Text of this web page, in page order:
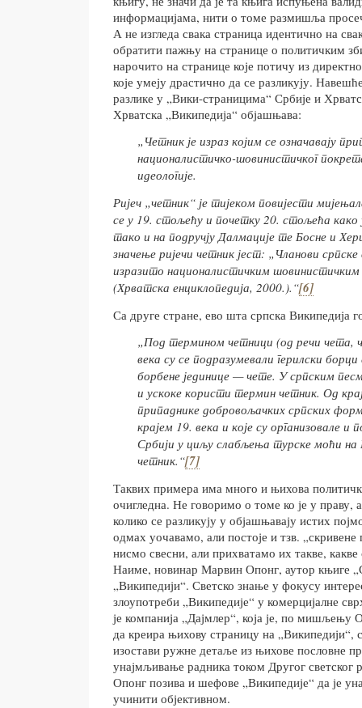
информацијама, нити о томе размишља
А не изгледа свака страница идентично на
обратити пажњу на странице о политичким
нарочито на странице које потичу из
које умеју драстично да се разликују.
разлике у „Вики-страницима“ Србије и
Хрватска „Википедија“ објашњава:
„Четник је израз којим се означавају
националистичко-шовинистичког
идеологије.
Ријеч „четник“ је тијеком повијести
се у 19. стољећу и почетку 20. стољећа како
тако и на подручју Далмације те Босне и
значење ријечи четник јест: „Чланови српске
изразито националистичким
(Хрватска енциклопедија, 2000.).“[6]
Са друге стране, ево шта српска Википедија
„Под термином четници (од речи чета,
века су се подразумевали герилски
борбене јединице — чете. У српским
и ускоке користи термин четник. Од
припаднике добровољачких српских
крајем 19. века и које су организовале и
Србији у циљу слабљења турске моћи на
четник.“[7]
Таквих примера има много и њихова
очигледна. Не говоримо о томе ко је у праву,
колико се разликују у објашњавају истих
одмах уочавамо, али постоје и тзв.
нисмо свесни, али прихватамо их такве,
Наиме, новинар Марвин Опонг, аутор књиге
„Википедији“. Светско знање у фокусу
злоупотреби „Википедије“ у комерцијалне
је компанија „Дајмлер“, која је, по мишљењу
да креира њихову страницу на „Википедији“,
изостави ружне детаље из њихове пословне
унајмљивање радника током Другог светског
Опонг позива и шефове „Википедије“ да је
учинити објективном.